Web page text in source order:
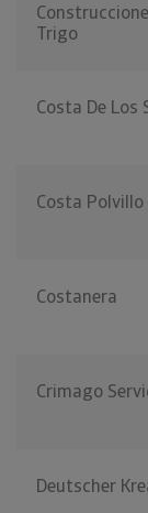
Trigo
Costa De Los
Costa Polvillo
Costanera
Crimago
Deutscher